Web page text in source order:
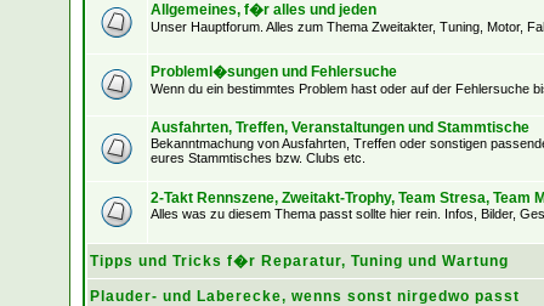
Allgemeines, f�r alles und jeden
Unser Hauptforum. Alles zum Thema Zweitakter, Tuning, Motor,
Probleml�sungen und Fehlersuche
Wenn du ein bestimmtes Problem hast oder auf der Fehlersuche
Ausfahrten, Treffen, Veranstaltungen und Stammtische
Bekanntmachung von Ausfahrten, Treffen oder sonstigen
eures Stammtisches bzw. Clubs etc.
2-Takt Rennszene, Zweitakt-Trophy, Team Stresa, Team
Alles was zu diesem Thema passt sollte hier rein. Infos, Bilder,
Tipps und Tricks f�r Reparatur, Tuning und Wartung
Plauder- und Laberecke, wenns sonst nirgedwo passt